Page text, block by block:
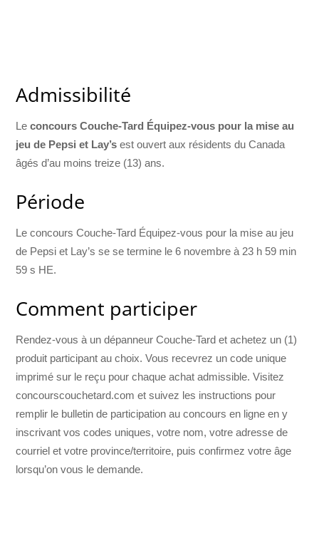
Admissibilité
Leconcours Couche-Tard Équipez-vous pour la mise au
jeu de Pepsi et Lay’s est ouvert aux résidents du Canada
âgés d’au moins treize (13) ans.
Période
Le concours Couche-Tard Équipez-vous pour la mise au jeu
de Pepsi et Lay’s se se termine le 6 novembre à 23 h 59 min
59 s HE.
Comment participer
Rendez-vous à un dépanneur Couche-Tard et achetez un (1)
produit participant au choix. Vous recevrez un code unique
imprimé sur le reçu pour chaque achat admissible. Visitez
concourscouchetard.com et suivez les instructions pour
remplir le bulletin de participation au concours en ligne en y
inscrivant vos codes uniques, votre nom, votre adresse de
courriel et votre province/territoire, puis confirmez votre âge
lorsqu’on vous le demande.